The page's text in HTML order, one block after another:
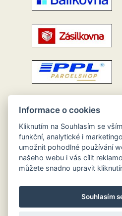
Informace o cookies
Kliknutím na Souhlasím se
funkční, analytické i
umožnit pohodlné používání
našeho webu i vás cílit
můžete snadno upravit
Souhlasím